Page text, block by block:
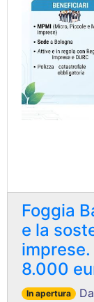
Foggia
e la
8.000
In apertura